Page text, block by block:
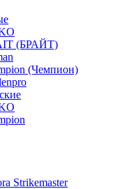
(БРАЙТ)
(Чемпион)
Strikemaster